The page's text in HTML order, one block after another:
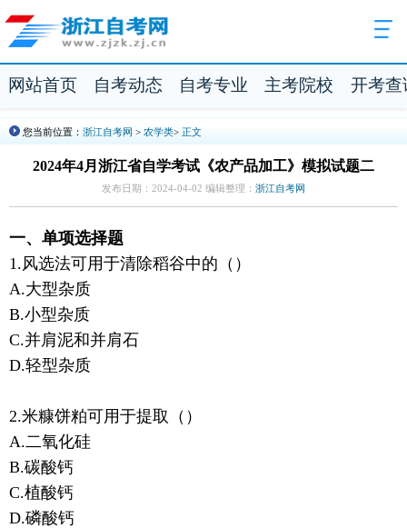
网站首页 自考动态 自考专业 主考院校 开考查
您当前位置： 浙江自考网 > 农学类> 正文
2024年4月浙江省自学考试《农产品加工》模拟试题二
发布日期：2024-04-02 编辑整理： 浙江自考网
一、单项选择题
1.风选法可用于清除稻谷中的（）
A.大型杂质
B.小型杂质
C.并肩泥和并肩石
D.轻型杂质
2.米糠饼粕可用于提取（）
A.二氧化硅
B.碳酸钙
C.植酸钙
D.磷酸钙